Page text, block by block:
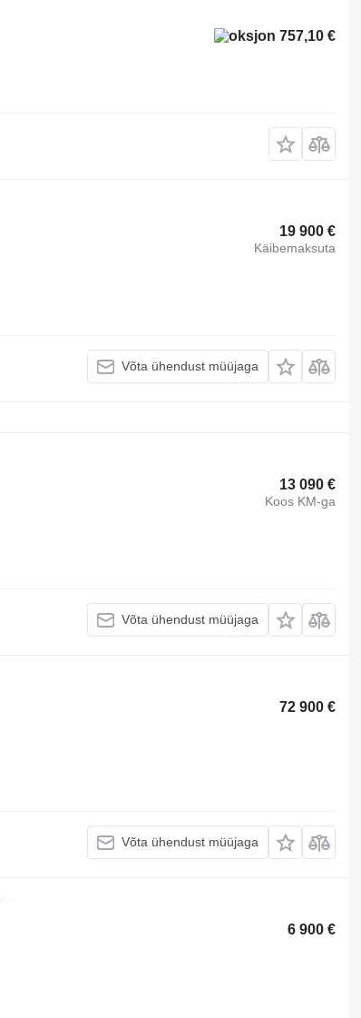
757,10 €
19 900 €
Käibemaksuta
Võta ühendust müüjaga
13 090 €
Koos KM-ga
Võta ühendust müüjaga
72 900 €
Võta ühendust müüjaga
6 900 €